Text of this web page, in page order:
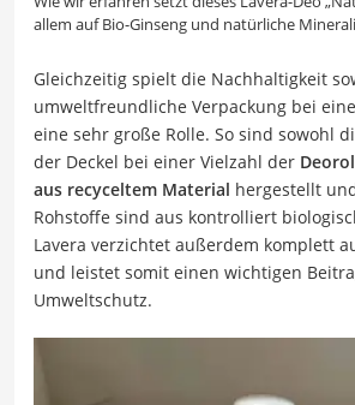
allem auf Bio-Ginseng und natürliche
Gleichzeitig spielt die Nachhaltigkeit
umweltfreundliche Verpackung bei
eine sehr große Rolle. So sind sowohl
der Deckel bei einer Vielzahl der
aus recyceltem Material hergestellt
Rohstoffe sind aus kontrolliert
Lavera verzichtet außerdem komplett
und leistet somit einen wichtigen
Umweltschutz.